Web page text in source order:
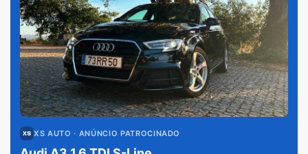
XS AUTO · ANÚNCIO PATROCINADO